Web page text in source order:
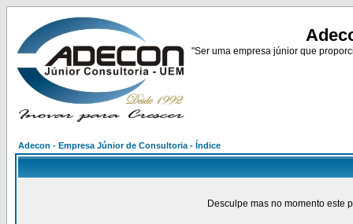
"Ser uma empresa júnior que
Adecon - Empresa Júnior de Consultoria - Índice
Desculpe mas no momento este